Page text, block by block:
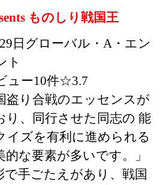
ものしり戦国王
日グローバル・A・エン
ト
ュー10件☆3.7
盗り合戦のエッセンスが
り、同行させた同志の 能
イズを有利に進められる
な要素が多いです。」
で手ごたえがあり、戦国